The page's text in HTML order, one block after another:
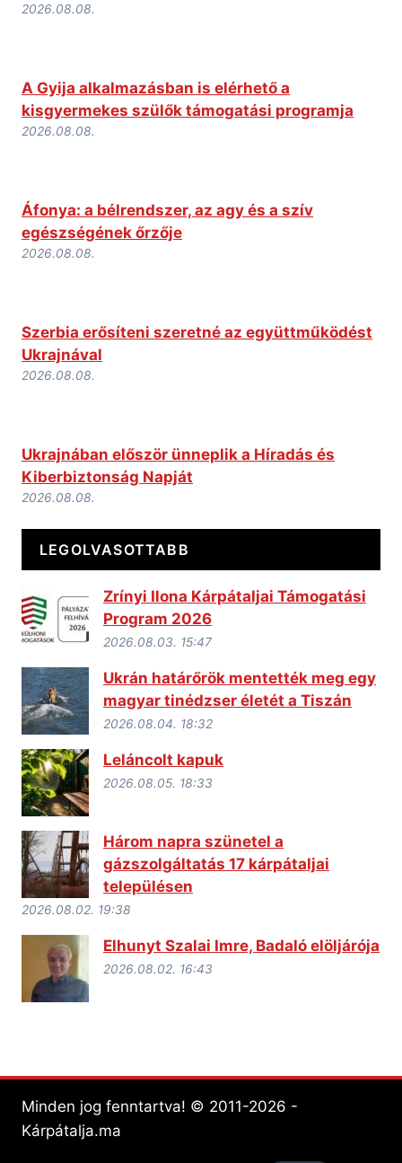
2026.08.08.
A Gyija alkalmazásban is elérhető a
kisgyermekes szülők támogatási programja
2026.08.08.
Áfonya: a bélrendszer, az agy és a szív
egészségének őrzője
2026.08.08.
Szerbia erősíteni szeretné az együttműködést
Ukrajnával
2026.08.08.
Ukrajnában először ünneplik a Híradás és
Kiberbiztonság Napját
2026.08.08.
LEGOLVASOTTABB
Zrínyi Ilona Kárpátaljai Támogatási
Program 2026
2026.08.03. 15:47
Ukrán határőrök mentették meg egy
magyar tinédzser életét a Tiszán
2026.08.04. 18:32
Leláncolt kapuk
2026.08.05. 18:33
Három napra szünetel a
gázszolgáltatás 17 kárpátaljai
településen
2026.08.02. 19:38
Elhunyt Szalai Imre, Badaló elöljárója
2026.08.02. 16:43
Minden jog fenntartva! © 2011-2026 -
Kárpátalja.ma